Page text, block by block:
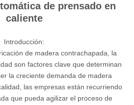
de prensado en
caliente
Introducción:
de madera contrachapada, la
son factores clave que determinan
la creciente demanda de madera
las empresas están recurriendo
que pueda agilizar el proceso de